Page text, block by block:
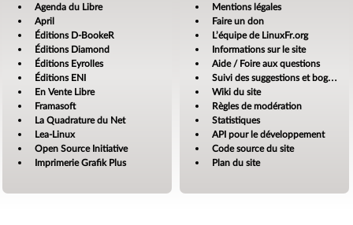
Agenda du Libre
April
Éditions D-BookeR
Éditions Diamond
Éditions Eyrolles
Éditions ENI
En Vente Libre
Framasoft
La Quadrature du Net
Lea-Linux
Open Source Initiative
Imprimerie Grafik Plus
Mentions légales
Faire un don
L’équipe de LinuxFr.org
Informations sur le site
Aide / Foire aux questions
Suivi des suggestions et bogues
Wiki du site
Règles de modération
Statistiques
API pour le développement
Code source du site
Plan du site